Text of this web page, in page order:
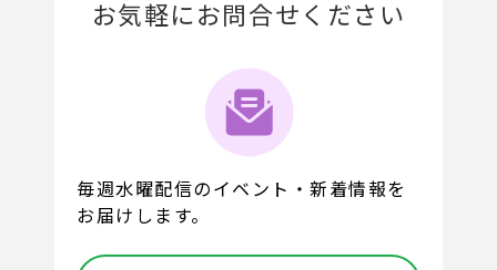
お気軽にお問合せください
毎週水曜配信のイベント・新着情報を
お届けします。